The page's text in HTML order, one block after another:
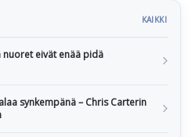
KAIKKI
eivät enää pidä
synkempänä – Chris Carterin